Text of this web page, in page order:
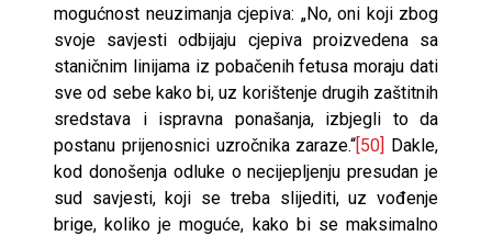
mogućnost neuzimanja cjepiva: „No, oni koji zbog
svoje savjesti odbijaju cjepiva proizvedena sa
staničnim linijama iz pobačenih fetusa moraju dati
sve od sebe kako bi, uz korištenje drugih zaštitnih
sredstava i ispravna ponašanja, izbjegli to da
postanu prijenosnici uzročnika zaraze.“[50] Dakle,
kod donošenja odluke o necijepljenju presudan je
sud savjesti, koji se treba slijediti, uz vođenje
brige, koliko je moguće, kako bi se maksimalno